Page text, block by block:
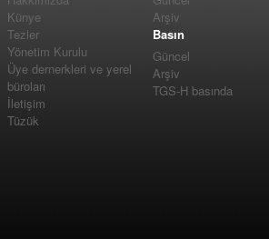
Künye
Tezler
Yönetim Kurulu
Üye dernerkleri ve yerel
büroları
İletişim
Tüzük
Arşiv
Basın
Güncel
Arşiv
TGS-H basında